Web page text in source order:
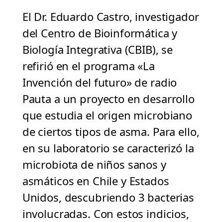
El Dr. Eduardo Castro, investigador
del Centro de Bioinformática y
Biología Integrativa (CBIB), se
refirió en el programa «La
Invención del futuro» de radio
Pauta a un proyecto en desarrollo
que estudia el origen microbiano
de ciertos tipos de asma. Para ello,
en su laboratorio se caracterizó la
microbiota de niños sanos y
asmáticos en Chile y Estados
Unidos, descubriendo 3 bacterias
involucradas. Con estos indicios,